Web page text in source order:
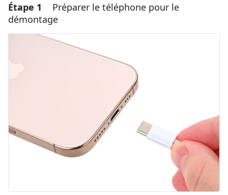
Étape 1
Préparer le téléphone pour le
démontage